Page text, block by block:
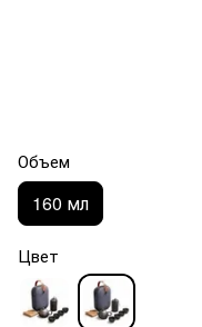
Объем
160 мл
Цвет